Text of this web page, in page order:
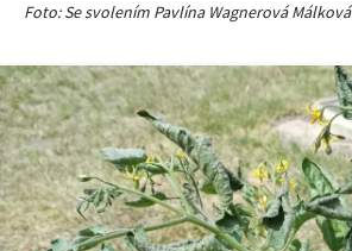
Foto: Se svolením Pavlína Wagnerová Málková